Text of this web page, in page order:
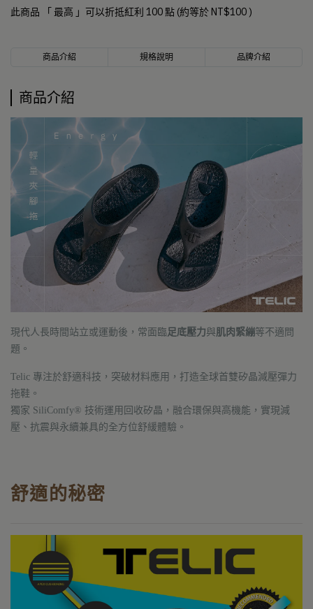
此商品 「 最高 」可以折抵紅利 100點 (約等於NT$100)
商品介紹 規格說明 品牌介紹
商品介紹
現代人長時間站立或運動後，常面臨 足底壓力與 肌肉緊繃等不適問
題。
Telic 專注於舒適科技，突破材料應用，打造全球首雙矽晶減壓彈力
拖鞋。
獨家 SiliComfy® 技術運用回收矽晶，融合環保與高機能，實現減
壓、抗震與永續兼具的全方位舒緩體驗。
舒適的秘密